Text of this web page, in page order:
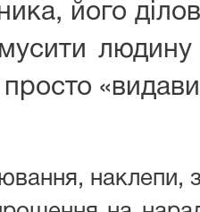
його
людину
наклепи,